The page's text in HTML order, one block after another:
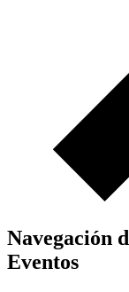
Navegación
Eventos